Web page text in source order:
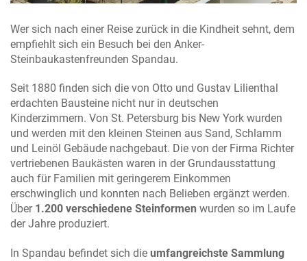
Wer sich nach einer Reise zurück in die Kindheit sehnt, dem
empfiehlt sich ein Besuch bei den Anker-
Steinbaukastenfreunden Spandau.
Seit 1880 finden sich die von Otto und Gustav Lilienthal
erdachten Bausteine nicht nur in deutschen
Kinderzimmern. Von St. Petersburg bis New York wurden
und werden mit den kleinen Steinen aus Sand, Schlamm
und Leinöl Gebäude nachgebaut. Die von der Firma Richter
vertriebenen Baukästen waren in der Grundausstattung
auch für Familien mit geringerem Einkommen
erschwinglich und konnten nach Belieben ergänzt werden.
Über 1.200 verschiedene Steinformen wurden so im Laufe
der Jahre produziert.
In Spandau befindet sich die umfangreichste Sammlung